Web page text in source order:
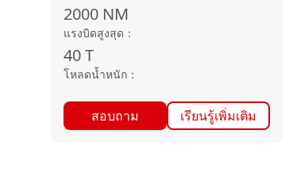
2000 NM
แรงบิดสูงสุด ：
40T
โหลดน้ำหนัก ：
สอบถาม เรียนรู้เพิ่มเติม